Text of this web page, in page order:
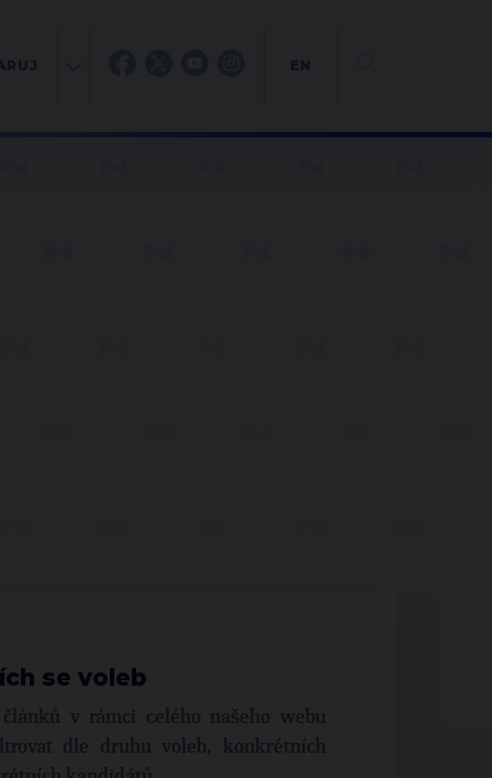
se voleb
v rámci celého našeho webu
dle druhu voleb, konkrétních